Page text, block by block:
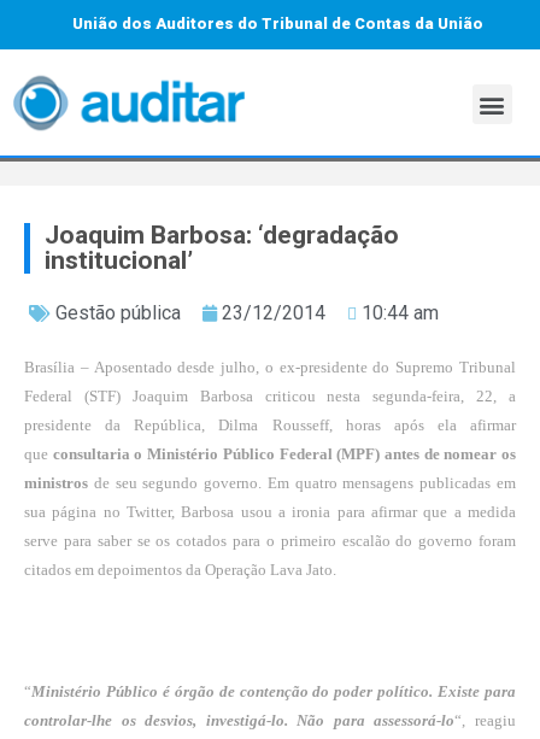
União dos Auditores do Tribunal de Contas da União
Joaquim Barbosa: ‘degradação
institucional’
Gestão pública 23/12/2014 10:44 am
Brasília – Aposentado desde julho, o ex-presidente do Supremo Tribunal
Federal (STF) Joaquim Barbosa criticou nesta segunda-feira, 22, a
presidente da República, Dilma Rousseff, horas após ela afirmar
que consultaria o Ministério Público Federal (MPF) antes de nomear os
ministros de seu segundo governo. Em quatro mensagens publicadas em
sua página no Twitter, Barbosa usou a ironia para afirmar que a medida
serve para saber se os cotados para o primeiro escalão do governo foram
citados em depoimentos da Operação Lava Jato.
“Ministério Público é órgão de contenção do poder político. Existe para
controlar-lhe os desvios, investigá-lo. Não para assessorá-lo“, reagiu